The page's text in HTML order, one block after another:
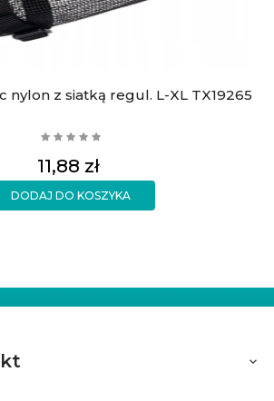
nylon z siatką regul. L-XL TX19265
Cena
11,88 zł
DODAJ DO KOSZYKA
